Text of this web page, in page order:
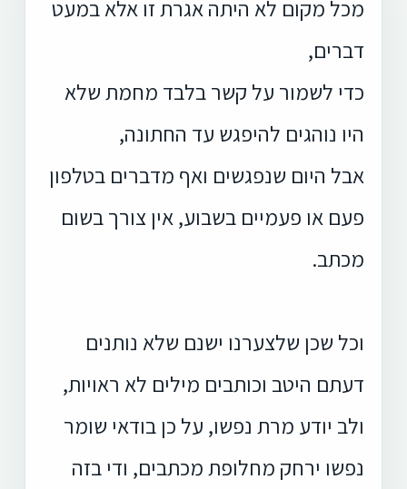
מכל מקום לא היתה אגרת זו אלא במעט
דברים,
כדי לשמור על קשר בלבד מחמת שלא
היו נוהגים להיפגש עד החתונה,
אבל היום שנפגשים ואף מדברים בטלפון
פעם או פעמיים בשבוע, אין צורך בשום
מכתב.
וכל שכן שלצערנו ישנם שלא נותנים
דעתם היטב וכותבים מילים לא ראויות,
ולב יודע מרת נפשו, על כן בודאי שומר
נפשו ירחק מחלופת מכתבים, ודי בזה